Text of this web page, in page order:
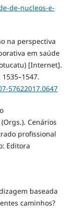
de-nucleos-e-
na perspectiva
em saúde
[Internet].
57622017.0647
Cenários
profissional
Editora
baseada
caminhos?